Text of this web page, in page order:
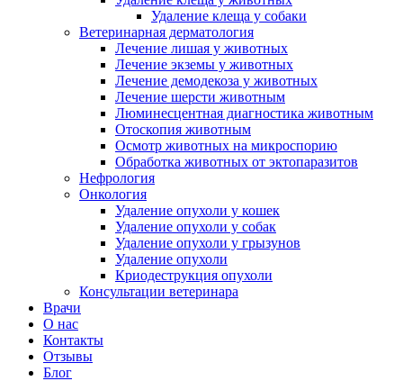
Удаление клеща у собаки
Ветеринарная дерматология
Лечение лишая у животных
Лечение экземы у животных
Лечение демодекоза у животных
Лечение шерсти животным
Люминесцентная диагностика животным
Отоскопия животным
Осмотр животных на микроспорию
Обработка животных от эктопаразитов
Нефрология
Онкология
Удаление опухоли у кошек
Удаление опухоли у собак
Удаление опухоли у грызунов
Удаление опухоли
Криодеструкция опухоли
Консультации ветеринара
Врачи
О нас
Контакты
Отзывы
Блог